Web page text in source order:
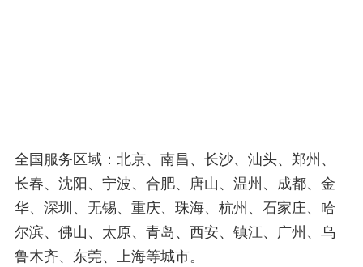
全国服务区域：北京、南昌、长沙、汕头、郑州、
长春、沈阳、宁波、合肥、唐山、温州、成都、金
华、深圳、无锡、重庆、珠海、杭州、石家庄、哈
尔滨、佛山、太原、青岛、西安、镇江、广州、乌
鲁木齐、东莞、上海等城市。